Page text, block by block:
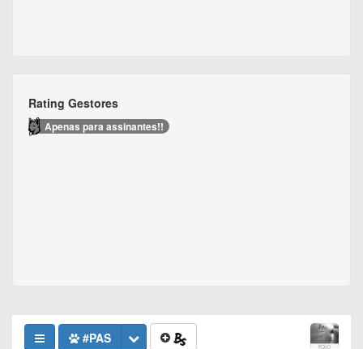
Rating Gestores
Apenas para assinantes!!
#PAS